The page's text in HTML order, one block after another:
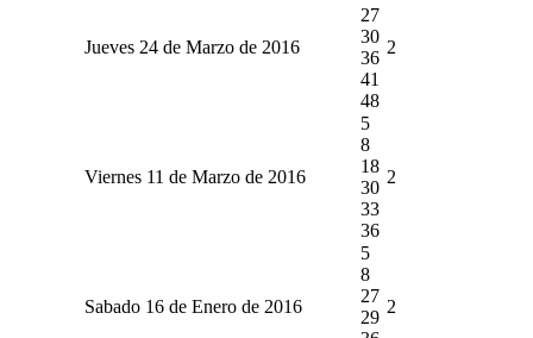
Jueves 24 de Marzo de 2016
27
30
36
41
48
2
Viernes 11 de Marzo de 2016
5
8
18
30
33
36
2
Sabado 16 de Enero de 2016
5
8
27
29
2